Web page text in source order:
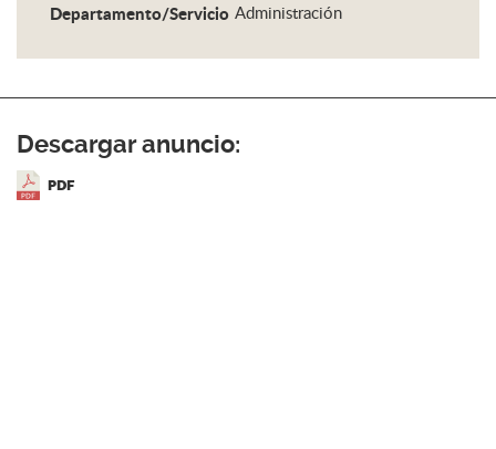
Departamento/Servicio Administración
Descargar anuncio:
PDF